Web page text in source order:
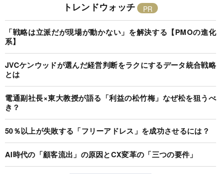
トレンドウォッチ
「戦略は立派だが現場が動かない」を解決する【PMOの進化
系】
JVCケンウッドが選んだ経営判断をラクにするデータ統合戦略
とは
電通副社長×東大教授が語る「利益の松竹梅」なぜ松を狙うべ
き？
50％以上が失敗する「フリーアドレス」を成功させるには？
AI時代の「顧客流出」の原因とCX変革の「三つの要件」